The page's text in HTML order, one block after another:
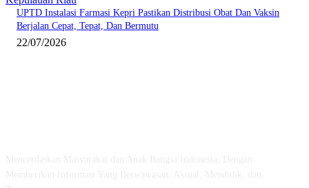
UPTD Instalasi Farmasi Kepri Pastikan Distribusi Obat Dan Vaksin
Berjalan Cepat, Tepat, Dan Bermutu
22/07/2026